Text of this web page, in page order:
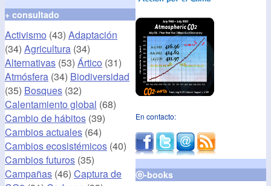
+ consultado
Activismo (43) Adaptación
(34) Agricultura (34)
Alternativas (53) Ártico (31)
Atmósfera (34) Biodiversidad
(35) Bosques (32)
Calentamiento global (68)
Cambio de hábitos (39)
Cambios actuales (64)
Cambios ecosistémicos (40)
Cambios futuros (35)
Campañas (46) Captura de
En contacto:
ⓔ-books